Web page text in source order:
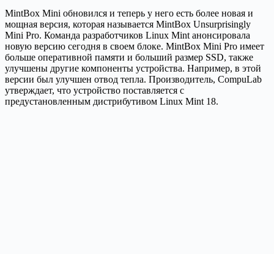
MintBox Mini обновился и теперь у него есть более новая и
мощная версия, которая называется MintBox Unsurprisingly
Mini Pro. Команда разработчиков Linux Mint анонсировала
новую версию сегодня в своем блоке. MintBox Mini Pro имеет
больше оперативной памяти и больший размер SSD, также
улучшены другие компоненты устройства. Например, в этой
версии был улучшен отвод тепла. Производитель, CompuLab
утверждает, что устройство поставляется с
предустановленным дистрибутивом Linux Mint 18.